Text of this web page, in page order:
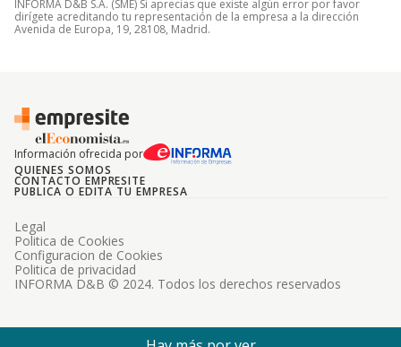
INFORMA D&B S.A. (SME) Si aprecias que existe algún error por favor
dirígete acreditando tu representación de la empresa a la dirección
Avenida de Europa, 19, 28108, Madrid.
Información ofrecida por
QUIENES SOMOS
CONTACTO EMPRESITE
PUBLICA O EDITA TU EMPRESA
INFORMA D&B © 2024. Todos los derechos reservados
Legal
Politica de Cookies
Configuracion de Cookies
Politica de privacidad